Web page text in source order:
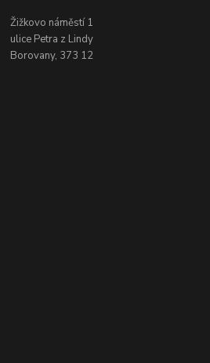
Žižkovo náměstí 1
ulice Petra z Lindy
Borovany, 373 12